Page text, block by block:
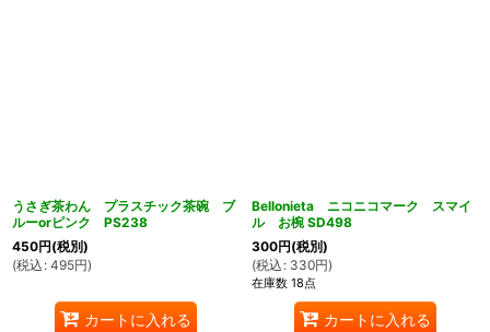
うさぎ茶わん プラスチック茶碗 ブ
ルーorピンク PS238
450円(税別)
(税込 : 495円)
カートに入れる
Bellonieta ニコニコマーク スマイ
ル お椀 SD498
300円(税別)
(税込 : 330円)
在庫数 18点
カートに入れる